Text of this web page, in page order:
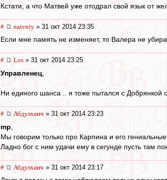
Кстати, а что Матвей уже отодрал свой язык от
# naivniy » 31 окт 2014 23:35
Если мне память не изменяет, то Валера не
# Los » 31 окт 2014 23:25
Управленец
Ни единого шанса .. я тоже пытался с Добрянкой
# Абдулхаич » 31 окт 2014 23:23
mp
Мы говорим только про Карпина и его
Ладно бог с ним удачи ему в сегунде пусть там
# Абдулхаич » 31 окт 2014 23:17